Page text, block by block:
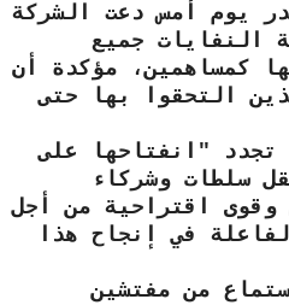
يوم أمس دعت الشركة
النفايات جميع
كمساهمين، مؤكدة أن
التحقوا بها حتى
تجدد "انفتاحها على
سلطات وشركاء
وقوى اقتراحية من أجل
في إنجاح هذا
من مفتشين